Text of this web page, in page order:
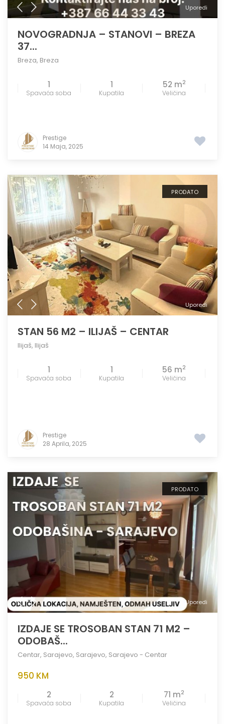
Uporedi
NOVOGRADNJA – STANOVI – BREZA
37...
Breza, Breza
1
Spavaća soba
1
Kupatila
52 m2
Veličina
Prestige
14 Maja, 2025
Uporedi
PRODATO
STAN 56 M2 – ILIJAŠ – CENTAR
Ilijaš, Ilijaš
1
Spavaća soba
1
Kupatila
56 m2
Veličina
Prestige
28 Aprila, 2025
Uporedi
PRODATO
IZDAJE SE TROSOBAN STAN 71 M2 –
ODOBAŠ...
Centar, Sarajevo, Sarajevo, Sarajevo - Centar
950 KM
2
Spavaća soba
2
Kupatila
71 m2
Veličina